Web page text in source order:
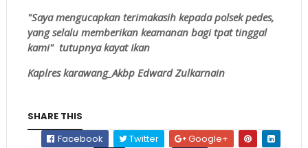
"Saya mengucapkan terimakasih kepada polsek pedes,
yang selalu memberikan keamanan bagi tpat tinggal
kami" tutupnya kayat Ikan
Kaplres karawang_Akbp Edward Zulkarnain
SHARE THIS
Facebook
Twitter Google+